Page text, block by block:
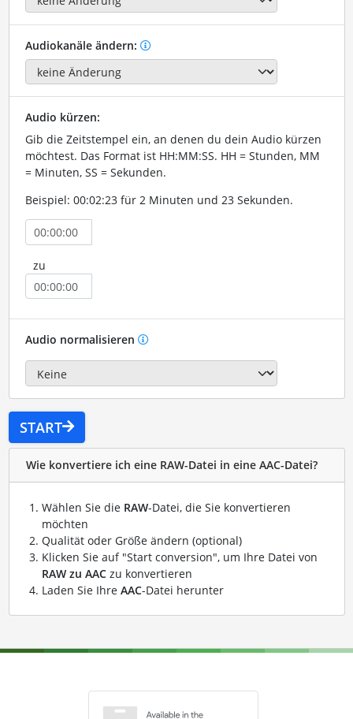
Audiokanäle ändern:
Audio kürzen:
Gib die Zeitstempel ein, an denen du dein Audio kürzen
möchtest. Das Format ist HH:MM:SS. HH = Stunden, MM
= Minuten, SS = Sekunden.
Beispiel: 00:02:23 für 2 Minuten und 23 Sekunden.
zu
Audio normalisieren
START
Wie konvertiere ich eine RAW-Datei in eine AAC-Datei?
Wählen Sie die RAW-Datei, die Sie konvertieren
möchten
Qualität oder Größe ändern (optional)
Klicken Sie auf "Start conversion", um Ihre Datei von
RAW zu AACzu konvertieren
Laden Sie Ihre AAC-Datei herunter